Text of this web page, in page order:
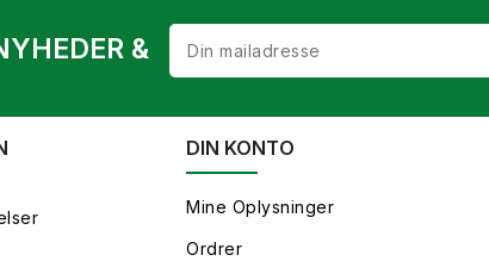
&
DIN KONTO
Mine Oplysninger
Ordrer